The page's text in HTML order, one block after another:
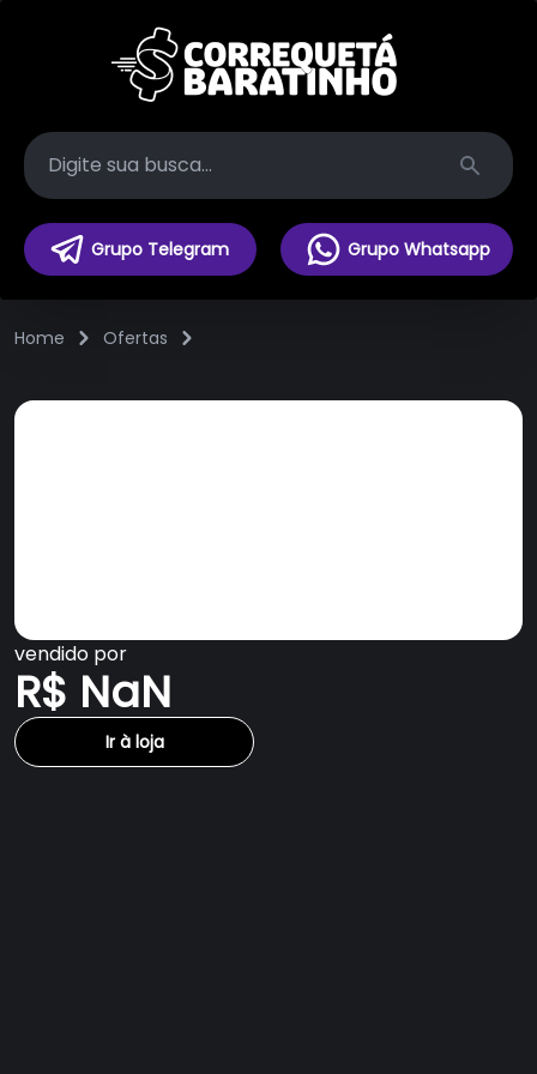
Search
Grupo Telegram Grupo Whatsapp
Home Ofertas
vendido por
R$ NaN
Ir à loja